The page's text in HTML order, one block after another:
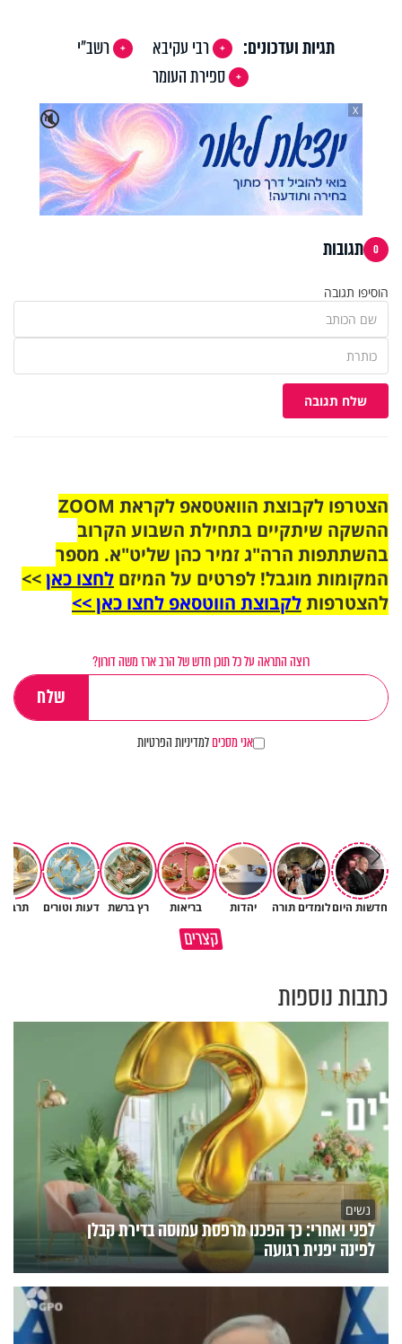
תגיות ועדכונים: רבי עקיבא
רשב"י
ספירת העומר
🔇
X
0 תגובות
הוסיפו תגובה
שלח תגובה
הצטרפו לקבוצת הוואטסאפ לקראת ZOOM
ההשקה שיתקיים בתחילת השבוע הקרוב
בהשתתפות הרה"ג זמיר כהן שליט"א. מספר
המקומות מוגבל! לפרטים על המיזם לחצו כאן>>
להצטרפותלקבוצת הווטסאפ לחצו כאן >>
רוצה התראה על כל תוכן חדש של הרב ארז משה דורון?
אני מסכיםלמדיניות הפרטיות
חדשות היוםלומדים תורה יהדות בריאות רץ ברשת דעות וטורים
קצרים
נפלאות הבריאה | הפיל - מלך
איך לשלוט בסיטואציה בצורה
כתבות נוספות
נשים
לפני ואחרי: כך הפכנו מרפסת עמוסה בדירת קבלן
לפינה יפנית רגועה